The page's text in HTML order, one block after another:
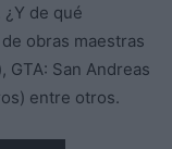
de qué
obras maestras
GTA: San Andreas
entre otros.